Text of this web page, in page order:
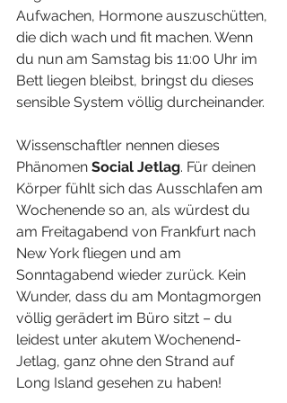
Aufwachen, Hormone auszuschütten,
die dich wach und fit machen. Wenn
du nun am Samstag bis 11:00 Uhr im
Bett liegen bleibst, bringst du dieses
sensible System völlig durcheinander.
Wissenschaftler nennen dieses
Phänomen Social Jetlag. Für deinen
Körper fühlt sich das Ausschlafen am
Wochenende so an, als würdest du
am Freitagabend von Frankfurt nach
New York fliegen und am
Sonntagabend wieder zurück. Kein
Wunder, dass du am Montagmorgen
völlig gerädert im Büro sitzt – du
leidest unter akutem Wochenend-
Jetlag, ganz ohne den Strand auf
Long Island gesehen zu haben!